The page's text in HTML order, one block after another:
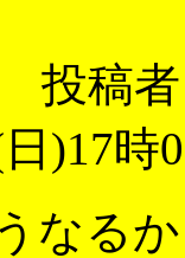
投稿
)17時
なる